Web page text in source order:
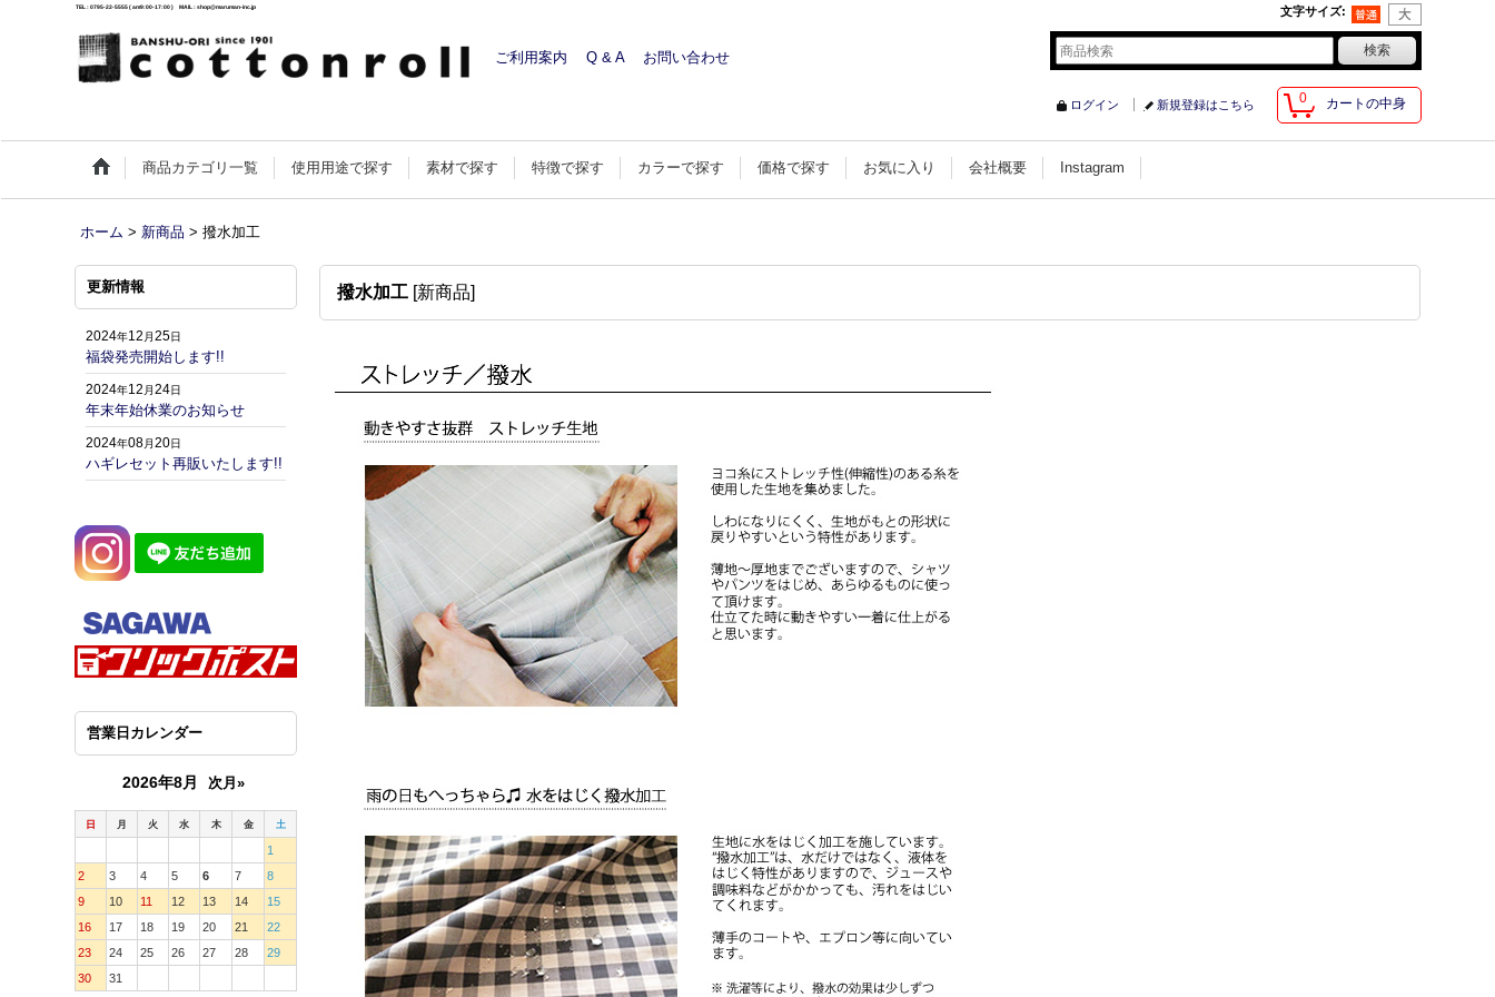
TEL : 0795-22-5555 ( am9:00-17:00 ) MAIL : shop@maruman-inc.jp 文字サイズ:
ご利用案内 Q & A お問い合わせ
0 カートの中身
ログイン 新規登録はこちら
商品カテゴリ一覧 使用用途で探す 素材で探す 特徴で探す カラーで探す 価格で探す お気に入り 会社概要 Instagram
ホーム > 新商品 > 撥水加工
更新情報
2024年12 月25日
福袋発売開始します!!
2024年12 月24日
年末年始休業のお知らせ
2024年08月20日
ハギレセット再販いたします!!
営業日カレンダー
2026年8月 次月»
日 月 火 水 木 金 土
1
2
3 4 5 6 7
8
9
10 11 12 13 14
15
16
17 18 19 20 21
22
23
24 25 26 27 28
29
30
31
撥水加工 [新商品]